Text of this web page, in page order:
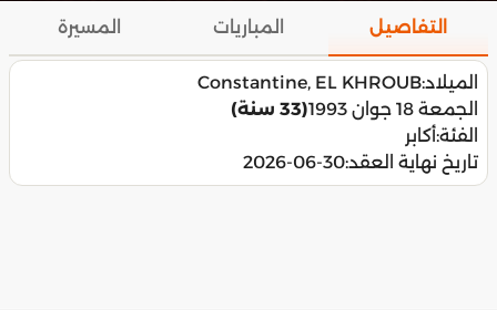
التفاصيل المباريات المسيرة
الميلاد:Constantine, EL KHROUB
الجمعة 18 جوان 1993
(33 سنة)
الفئة:أكابر
تاريخ نهاية العقد:2026-06-30